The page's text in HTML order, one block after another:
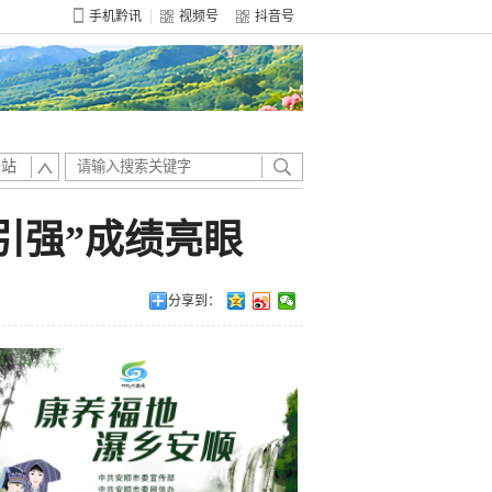
手机黔讯 视频号 抖音号
强”成绩亮眼
分享到：